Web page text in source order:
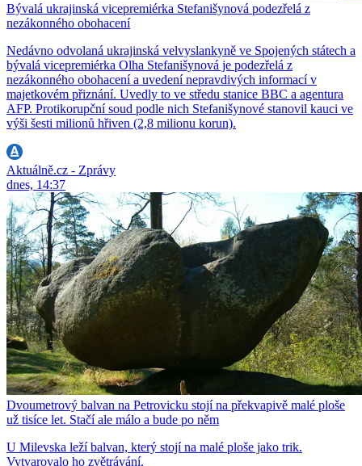
Bývalá ukrajinská vicepremiérka Stefanišynová podezřelá z
nezákonného obohacení
Nedávno odvolaná ukrajinská velvyslankyně ve Spojených státech a
bývalá vicepremiérka Olha Stefanišynová je podezřelá z
nezákonného obohacení a uvedení nepravdivých informací v
majetkovém přiznání. Uvedly to ve středu stanice BBC a agentura
AFP. Protikorupční soud podle nich Stefanišynové stanovil kauci ve
výši šesti milionů hřiven (2,8 milionu korun).
Aktuálně.cz - Zprávy
dnes, 14:37
Dvoumetrový balvan na Petrovicku stojí na překvapivě malé ploše
už tisíce let. Stačí ale málo a bude po něm
U Milevska leží balvan, který stojí na malé ploše jako trik.
Vytvarovalo ho zvětrávání.